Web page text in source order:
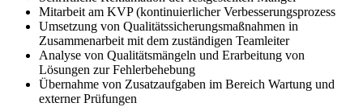
Mitarbeit am KVP (kontinuierlicher Verbesserungsprozess
Umsetzung von Qualitätssicherungsmaßnahmen in
Zusammenarbeit mit dem zuständigen Teamleiter
Analyse von Qualitätsmängeln und Erarbeitung von
Lösungen zur Fehlerbehebung
Übernahme von Zusatzaufgaben im Bereich Wartung und
externer Prüfungen